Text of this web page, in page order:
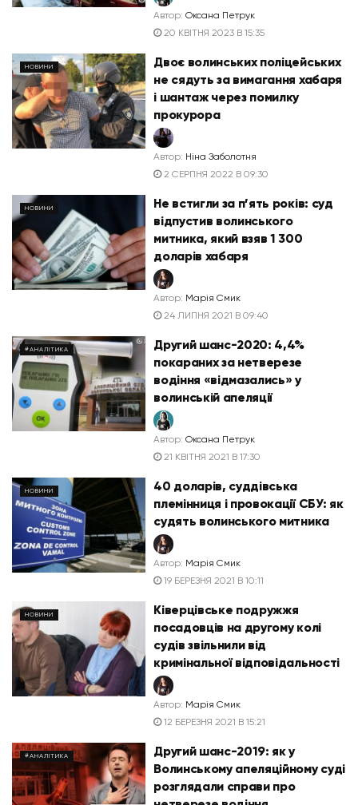
Автор: Оксана Петрук
20 КВІТНЯ 2023 В 15:35
НОВИНИ
Двоє волинських поліцейських
не сядуть за вимагання хабаря
і шантаж через помилку
прокурора
Автор: Ніна Заболотня
2 СЕРПНЯ 2022 В 09:30
НОВИНИ
Не встигли за п’ять років: суд
відпустив волинського
митника, який взяв 1 300
доларів хабаря
Автор: Марія Смик
24 ЛИПНЯ 2021 В 09:40
#АНАЛІТИКА
Другий шанс-2020: 4,4%
покараних за нетверезе
водіння «відмазались» у
волинській апеляції
Автор: Оксана Петрук
21 КВІТНЯ 2021 В 17:30
НОВИНИ
40 доларів, суддівська
племінниця і провокації СБУ: як
судять волинського митника
Автор: Марія Смик
19 БЕРЕЗНЯ 2021 В 10:11
НОВИНИ
Ківерцівське подружжя
посадовців на другому колі
судів звільнили від
кримінальної відповідальності
Автор: Марія Смик
12 БЕРЕЗНЯ 2021 В 15:21
#АНАЛІТИКА
Другий шанс-2019: як у
Волинському апеляційному суді
розглядали справи про